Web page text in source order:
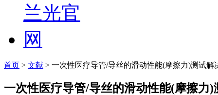
首页 > 文献 > 一次性医疗导管/导丝的滑动性能(摩擦力)测试解
一次性医疗导管/导丝的滑动性能(摩擦力)